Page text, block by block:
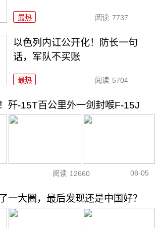
最热 阅读 7737
以色列内讧公开化！防长一句
话，军队不买账
最热 阅读 5704
歼-15T百公里外一剑封喉F-15J
阅读 12660 08-05
一大圈，最后发现还是中国好？